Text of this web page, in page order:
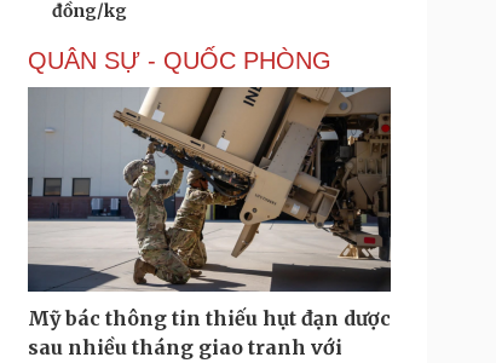
đồng/kg
QUÂN SỰ - QUỐC PHÒNG
Mỹ bác thông tin thiếu hụt đạn dược
sau nhiều tháng giao tranh với